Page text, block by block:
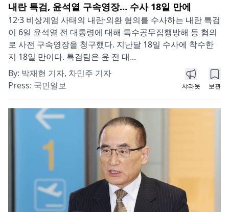
내란 특검, 윤석열 구속영장… 수사 18일 만에
12·3 비상계엄 사태의 내란·외환 혐의를 수사하는 내란 특검
이 6일 윤석열 전 대통령에 대해 특수공무집행방해 등 혐의
로 사전 구속영장을 청구했다. 지난달 18일 수사에 착수한
지 18일 만이다. 특검팀은 윤 전 대...
By: 박재현 기자, 차민주 기자
Press: 국민일보 샤라웃 보관